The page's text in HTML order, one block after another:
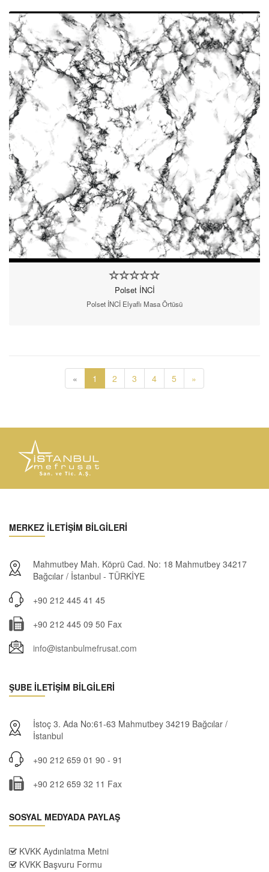
Polset İNCİ
Polset İNCİ Elyaflı Masa Örtüsü
« 1 2 3 4 5 »
MERKEZ İLETİŞİM BİLGİLERİ
Mahmutbey Mah. Köprü Cad. No: 18 Mahmutbey 34217
Bağcılar / İstanbul - TÜRKİYE
+90 212 445 41 45
+90 212 445 09 50 Fax
info@istanbulmefrusat.com
ŞUBE İLETİŞİM BİLGİLERİ
İstoç 3. Ada No:61-63 Mahmutbey 34219 Bağcılar /
İstanbul
+90 212 659 01 90 - 91
+90 212 659 32 11 Fax
SOSYAL MEDYADA PAYLAŞ
KVKK Aydınlatma Metni
KVKK Başvuru Formu